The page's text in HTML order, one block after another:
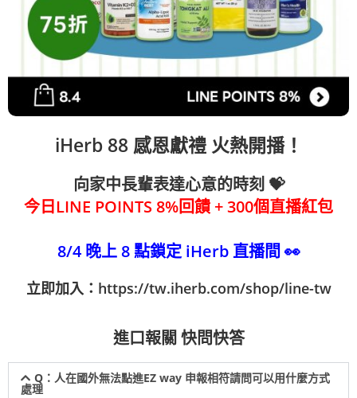
iHerb 88 感恩獻禮 火熱開播！
向家中長輩表達心意的時刻 💝
今日LINE POINTS 8%回饋 + 300個直播紅包
8/4 晚上 8 點鎖定 iHerb 直播間 👀
立即加入： https://tw.iherb.com/shop/line-tw
進口報關 快問快答
Q：人在國外無法點進EZ way 申報相符請問可以用什麼方式
處理